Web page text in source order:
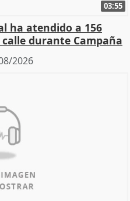
03:55
ha atendido a 156
durante Campaña
2026